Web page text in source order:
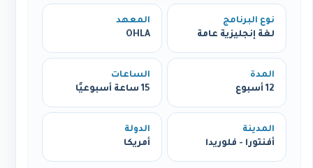
نوع البرنامج
لغة إنجليزية عامة
المعهد
OHLA
المدة
12 أسبوع
الساعات
15 ساعة أسبوعيًا
المدينة
أفنتورا - فلوريدا
الدولة
أمريكا